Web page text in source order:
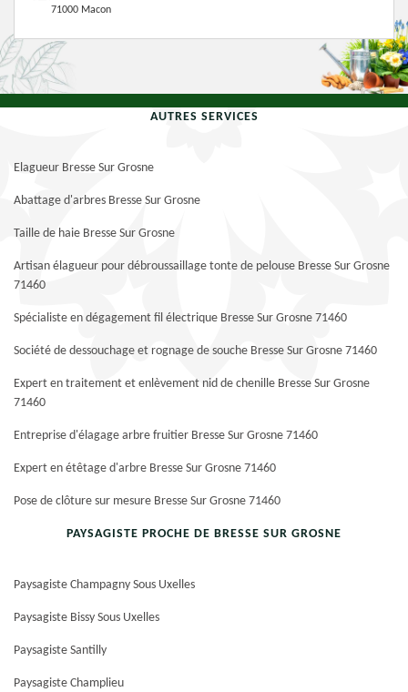
71000 Macon
AUTRES SERVICES
Elagueur Bresse Sur Grosne
Abattage d'arbres Bresse Sur Grosne
Taille de haie Bresse Sur Grosne
Artisan élagueur pour débroussaillage tonte de pelouse Bresse Sur Grosne
71460
Spécialiste en dégagement fil électrique Bresse Sur Grosne 71460
Société de dessouchage et rognage de souche Bresse Sur Grosne 71460
Expert en traitement et enlèvement nid de chenille Bresse Sur Grosne
71460
Entreprise d'élagage arbre fruitier Bresse Sur Grosne 71460
Expert en étêtage d'arbre Bresse Sur Grosne 71460
Pose de clôture sur mesure Bresse Sur Grosne 71460
PAYSAGISTE PROCHE DE BRESSE SUR GROSNE
Paysagiste Champagny Sous Uxelles
Paysagiste Bissy Sous Uxelles
Paysagiste Santilly
Paysagiste Champlieu